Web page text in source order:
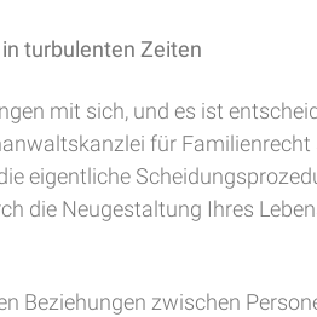
turbulenten Zeiten
mit sich, und es ist
für
eigentliche
die Neugestaltung Ihres
Beziehungen zwischen